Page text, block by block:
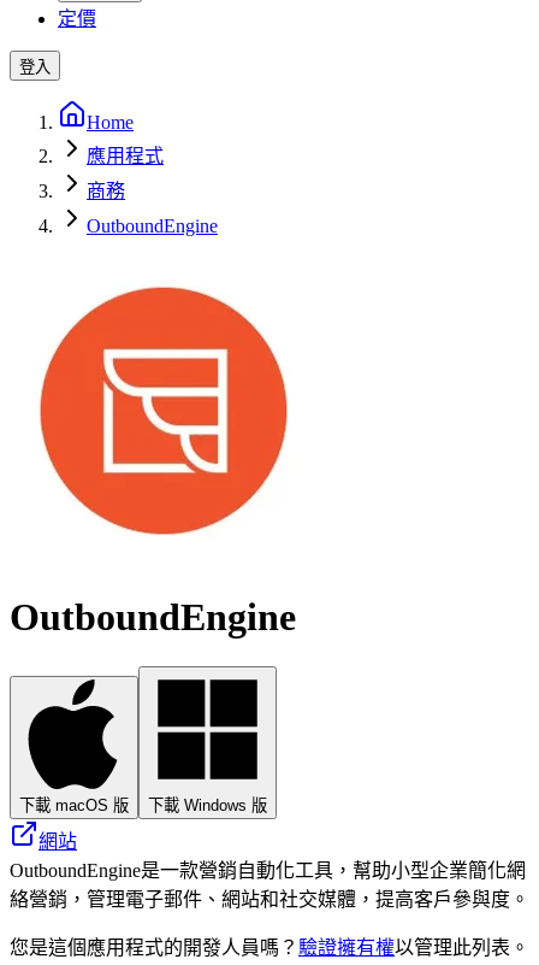
定價
登入
Home
應用程式
商務
OutboundEngine
OutboundEngine
下載 macOS 版 下載 Windows 版
網站
OutboundEngine是一款營銷自動化工具，幫助小型企業簡化網
絡營銷，管理電子郵件、網站和社交媒體，提高客戶參與度。
您是這個應用程式的開發人員嗎？ 驗證擁有權以管理此列表。